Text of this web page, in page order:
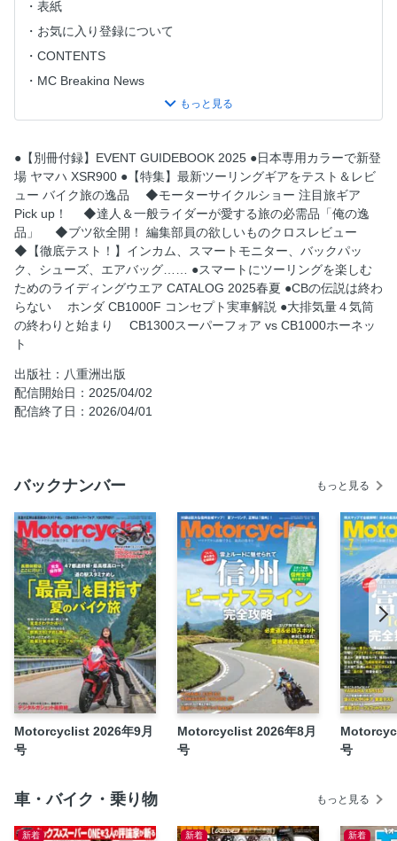
表紙
お気に入り登録について
CONTENTS
MC Breaking News
NEW MODELS FLASH NEWS
【特集】バイク旅の逸品
旅ギアPick up！
「俺の逸品」
編集部員の欲しいものクロスレビュー
徹底テスト！
ライディングウエア CATALOG
ホンダ CB1000F コンセプト
NEW MOTORCYCLE REVIEW
Re route
匿名係長
鉄人カソリの「危機一髪」
平賀由希子の「おいしい道の駅」
EVENT REPORT
ライテクをマナボウ
関西マニアック旅「西遊記」
KENZ ケン聞録
PRESENT
【別冊付録】EVENT GUIDEBOOK 2025
●【別冊付録】EVENT GUIDEBOOK 2025 ●日本専用カラーで新登
場 ヤマハ XSR900 ●【特集】最新ツーリングギアをテスト＆レビ
ュー バイク旅の逸品 ◆モーターサイクルショー 注目旅ギア
Pick up！ ◆達人＆一般ライダーが愛する旅の必需品「俺の逸
品」 ◆ブツ欲全開！ 編集部員の欲しいものクロスレビュー
◆【徹底テスト！】インカム、スマートモニター、バックパッ
ク、シューズ、エアバッグ…… ●スマートにツーリングを楽しむ
ためのライディングウエア CATALOG 2025春夏 ●CBの伝説は終わ
らない ホンダ CB1000F コンセプト実車解説 ●大排気量４気筒
の終わりと始まり CB1300スーパーフォア vs CB1000ホーネッ
ト
出版社：八重洲出版
配信開始日：2025/04/02
配信終了日：2026/04/01
バックナンバー もっと見る
Motorcyclist 2026年9月
号
Motorcyclist 2026年8月
号
号
車・バイク・乗り物 もっと見る
新着 新着 新着